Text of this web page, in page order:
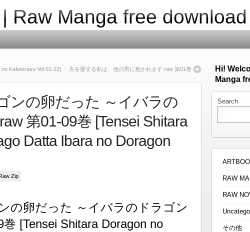
Raw Manga free download
Kafeterasu Vol 01-22] 夫を愛する私は、他の男に抱かれます raw 第01巻
ンの卵だった ～イバラの
第01-09巻 [Tensei Shitara
Datta Ibara no Doragon
Zip
の卵だった ～イバラのドラゴン
[Tensei Shitara Doragon no
Hi!
Manga
Search
RAW
RAW
その他